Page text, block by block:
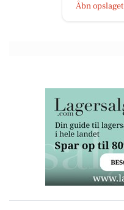
Åbn opslaget